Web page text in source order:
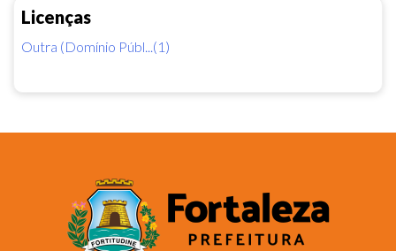
Licenças
Outra (Domínio Públ...(1)